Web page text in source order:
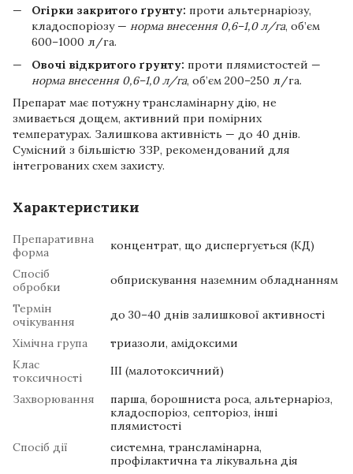
Огірки закритого ґрунту: проти альтернаріозу,
кладоспоріозу — норма внесення 0,6–1,0 л/га, об’єм
600–1000 л/га.
Овочі відкритого ґрунту: проти плямистостей —
норма внесення 0,6–1,0 л/га, об’єм 200–250 л/га.
Препарат має потужну трансламінарну дію, не
змивається дощем, активний при помірних
температурах. Залишкова активність — до 40 днів.
Сумісний з більшістю ЗЗР, рекомендований для
інтегрованих схем захисту.
Характеристики
Препаративна
форма
концентрат, що диспергується (КД)
Спосіб
обробки
обприскування наземним обладнанням
Термін
очікування
до 30–40 днів залишкової активності
Хімічна група
триазоли, амідоксими
Клас
токсичності
III (малотоксичний)
Захворювання
парша, борошниста роса, альтернаріоз,
кладоспоріоз, септоріоз, інші
плямистості
Спосіб дії
системна, трансламінарна,
профілактична та лікувальна дія